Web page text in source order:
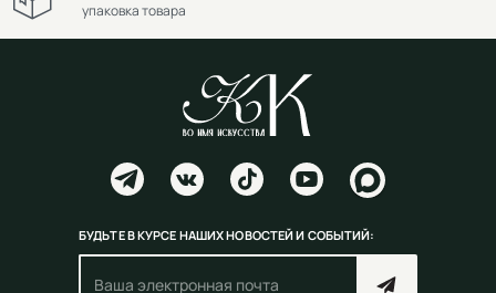
упаковка товара
БУДЬТЕ В КУРСЕ НАШИХ НОВОСТЕЙ И СОБЫТИЙ: